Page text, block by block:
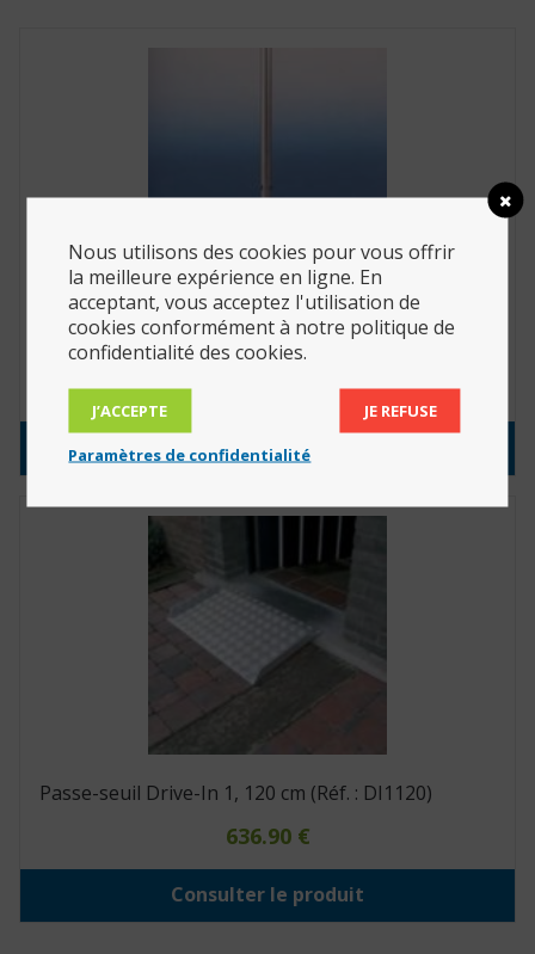
Canne anatomique main droite (Réf. :
w2110001001)
Consulter le produit
Passe-seuil Drive-In 1, 120 cm (Réf. : DI1120)
636.90 €
Consulter le produit
Nous utilisons des cookies pour vous offrir
la meilleure expérience en ligne. En
acceptant, vous acceptez l'utilisation de
cookies conformément à notre politique de
confidentialité des cookies.
J’ACCEPTE JE REFUSE
Paramètres de confidentialité